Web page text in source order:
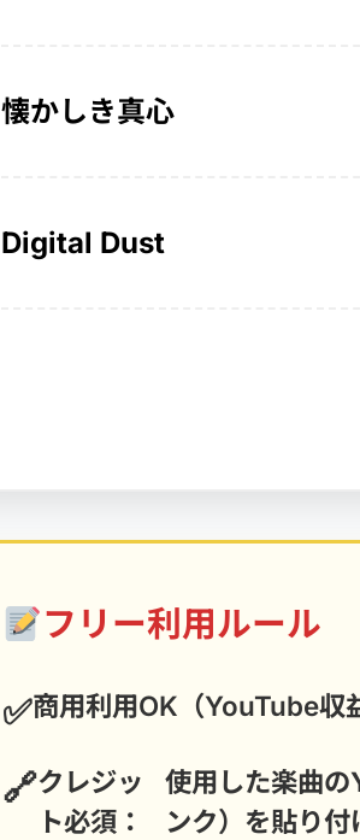
懐かしき真心
Digital Dust
フリー利用ルール
商用利用OK（YouTube収
クレジッ
ト必須：
使用した楽曲
ンク）を貼り付